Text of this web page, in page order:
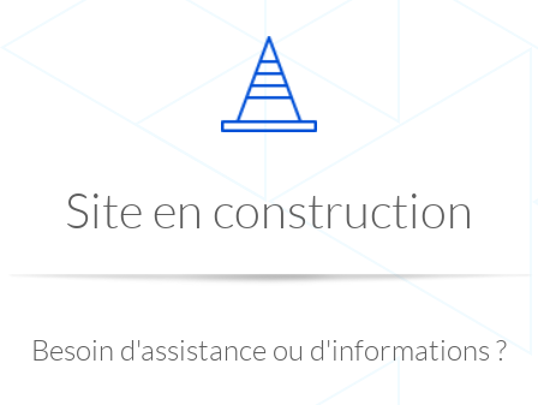
Site en construction
Besoin d'assistance ou d'informations ?